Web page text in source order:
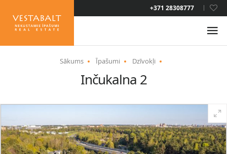
+371 28308777
LAT
ENG
JAUNUMI
ĪPAŠUMI
Sākums Īpašumi Dzīvokļi
Inčukalna 2